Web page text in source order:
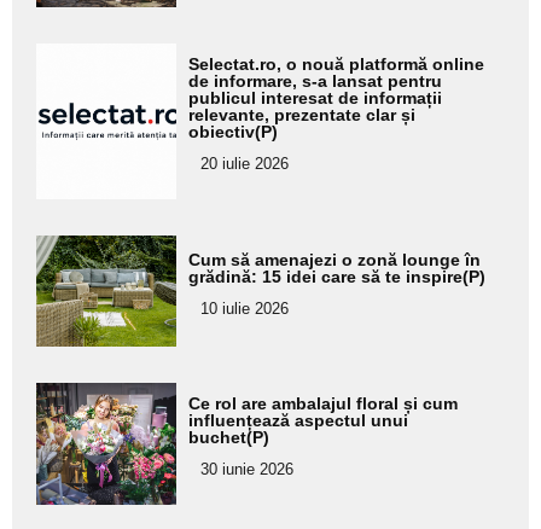
pentru
subtitlu
Selectat.ro, o nouă platformă online
de informare, s-a lansat pentru
publicul interesat de informații
relevante, prezentate clar și
obiectiv(P)
20 iulie 2026
Adaugă
aici textul
pentru
subtitlu
Cum să amenajezi o zonă lounge în
grădină: 15 idei care să te inspire(P)
10 iulie 2026
Adaugă
aici textul
pentru
subtitlu
Ce rol are ambalajul floral și cum
influențează aspectul unui
buchet(P)
30 iunie 2026